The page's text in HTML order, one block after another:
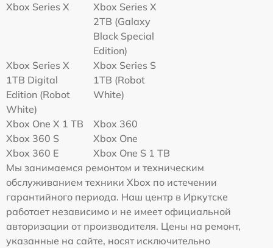
Xbox Series X
Xbox Series X
2TB (Galaxy
Black Special
Edition)
Xbox Series X
1TB Digital
Edition (Robot
White)
Xbox Series S
1TB (Robot
White)
Xbox One X 1 TB
Xbox 360
Xbox 360 S
Xbox One
Xbox 360 E
Xbox One S 1 TB
Мы занимаемся ремонтом и техническим
обслуживанием техники Xbox по истечении
гарантийного периода. Наш центр в Иркутске
работает независимо и не имеет официальной
авторизации от производителя. Цены на ремонт,
указанные на сайте, носят исключительно